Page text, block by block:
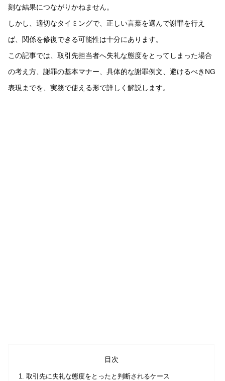
刻な結果につながりかねません。
しかし、適切なタイミングで、正しい言葉を選んで謝罪を行え
ば、関係を修復できる可能性は十分にあります。
この記事では、取引先担当者へ失礼な態度をとってしまった場合
の考え方、謝罪の基本マナー、具体的な謝罪例文、避けるべきNG
表現までを、実務で使える形で詳しく解説します。
目次
取引先に失礼な態度をとったと判断されるケース